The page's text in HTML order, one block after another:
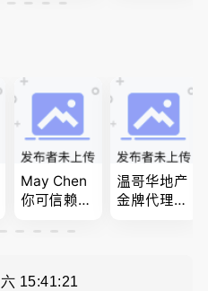
家庭法, 离
语，列治文
陈卓律师事
务所 (ATA L
aw Corpor
ation)
May Chen
你可信赖的
为你提供全
服务
温哥华地产
金牌代理经
15:41:22